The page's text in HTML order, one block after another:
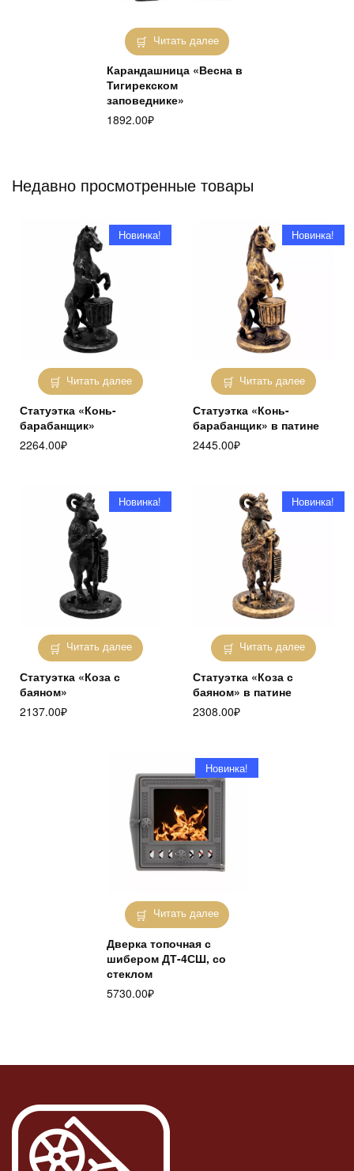
Читать далее
Карандашница «Весна в
Тигирекском
заповеднике»
1892.00₽
Недавно просмотренные товары
Читать далее
Новинка!
Статуэтка «Конь-
барабанщик»
2264.00₽
Читать далее
Новинка!
Статуэтка «Конь-
барабанщик» в патине
2445.00₽
Читать далее
Новинка!
Статуэтка «Коза с
баяном»
2137.00₽
Читать далее
Новинка!
Статуэтка «Коза с
баяном» в патине
2308.00₽
Читать далее
Новинка!
Дверка топочная с
шибером ДТ-4СШ, со
стеклом
5730.00₽